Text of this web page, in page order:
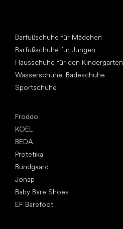
Barfußschuhe für Mädchen
Barfußschuhe für Jungen
Hausschuhe für den Kindergarten
Wasserschuhe, Badeschuhe
Sportschuhe
Froddo
KOEL
BEDA
Protetika
Bundgaard
Jonap
Baby Bare Shoes
EF Barefoot